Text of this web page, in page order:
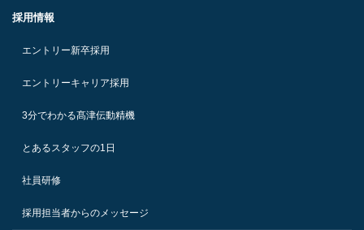
採用情報
エントリー新卒採用
エントリーキャリア採用
3分でわかる髙津伝動精機
とあるスタッフの1日
社員研修
採用担当者からのメッセージ